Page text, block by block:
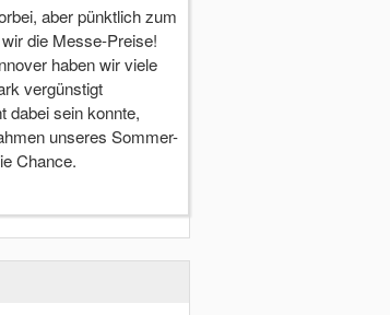
aber pünktlich zum
die Messe-Preise!
haben wir viele
vergünstigt
dabei sein konnte,
unseres Sommer-
Chance.